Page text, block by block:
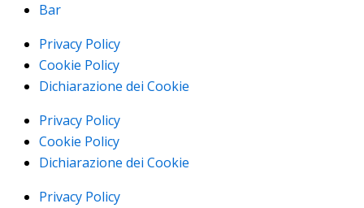
Bar
Privacy Policy
Cookie Policy
Dichiarazione dei Cookie
Privacy Policy
Cookie Policy
Dichiarazione dei Cookie
Privacy Policy